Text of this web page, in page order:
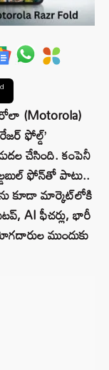
(Motorola)
ఫోల్డ్’
చేసింది. కంపెనీ
ఫోన్‌తో పాటు..
కూడా మార్కెట్‌లోకి
AI ఫీచర్లు, భారీ
ముందుకు